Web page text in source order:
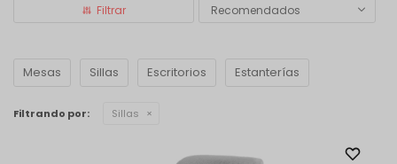
Recomendados
Mesas Sillas Escritorios Estanterías
Filtrando por: Sillas